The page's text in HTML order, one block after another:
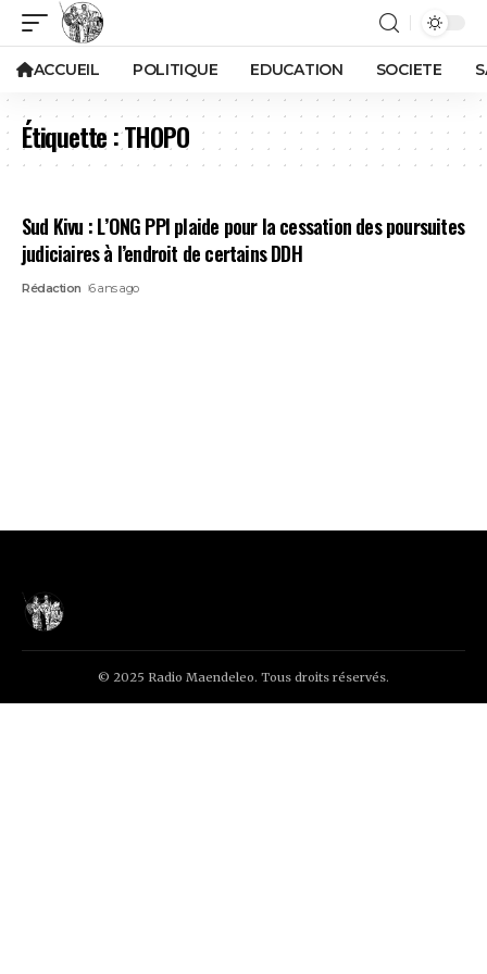
ACCUEIL POLITIQUE EDUCATION SOCIETE
Étiquette :THOPO
Sud Kivu : L’ONG PPI plaide pour la cessation des poursuites
judiciaires à l’endroit de certains DDH
Rédaction 6 ans ago
© 2025 Radio Maendeleo. Tous droits réservés.